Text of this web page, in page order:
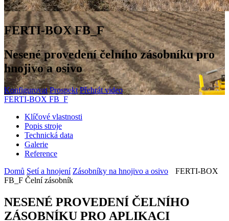
FERTI-BOX FB_F
Nesené provedení čelního zásobníku pro
hnojivo a osivo
Konfigurovat Prospekt Přehrát video
FERTI-BOX FB_F
Klíčové vlastnosti
Popis stroje
Technická data
Galerie
Reference
Domů Setí a hnojení Zásobníky na hnojivo a osivo
FERTI-BOX
FB_F Čelní zásobník
NESENÉ PROVEDENÍ ČELNÍHO
ZÁSOBNÍKU PRO APLIKACI